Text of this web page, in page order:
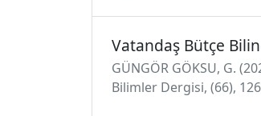
Vatandaş Bütçe
GÜNGÖR GÖKSU, G.
Bilimler Dergisi, (66),